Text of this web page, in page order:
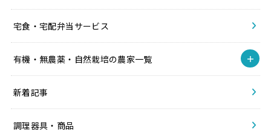
宅食・宅配弁当サービス
有機・無農薬・自然栽培の農家一覧
新着記事
調理器具・商品